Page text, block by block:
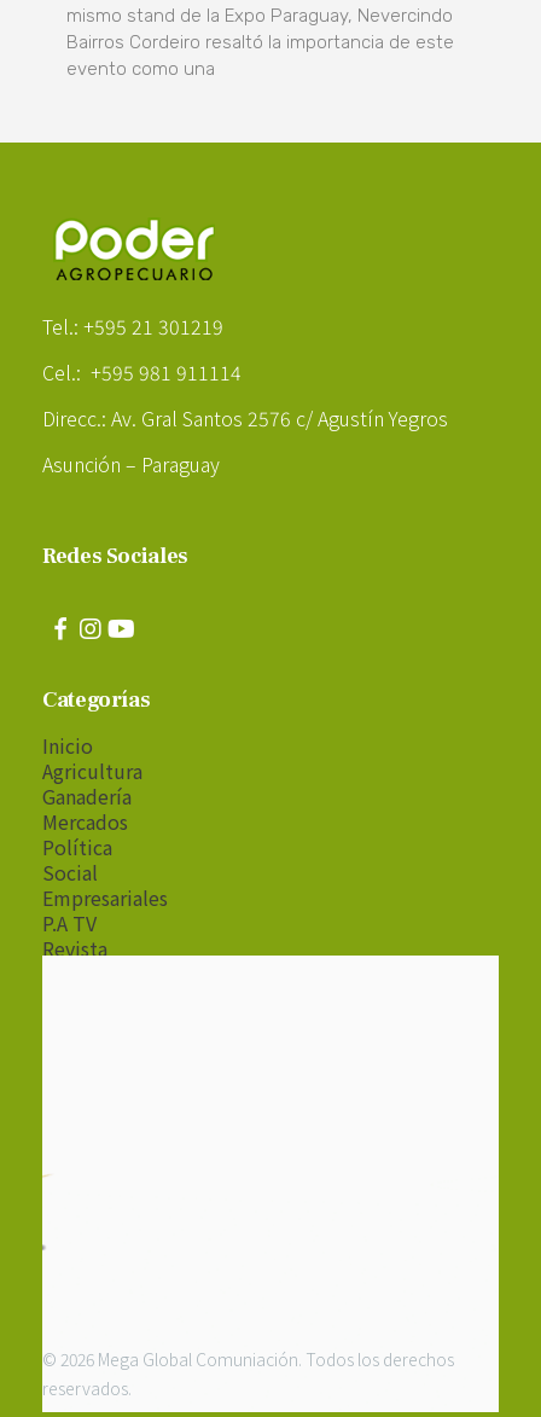
mismo stand de la Expo Paraguay, Nevercindo
Bairros Cordeiro resaltó la importancia de este
evento como una
Tel.: +595 21 301219
Cel.: +595 981 911114
Direcc.: Av. Gral Santos 2576 c/ Agustín Yegros
Asunción – Paraguay
Redes Sociales
Categorías
Inicio
Agricultura
Ganadería
Mercados
Política
Social
Empresariales
P.A TV
Revista
© 2026 Mega Global Comuniación. Todos los derechos
reservados.